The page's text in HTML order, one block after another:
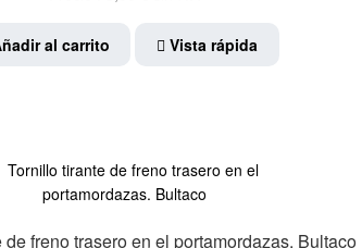
al carrito Vista rápida
freno trasero en el portamordazas. Bultaco